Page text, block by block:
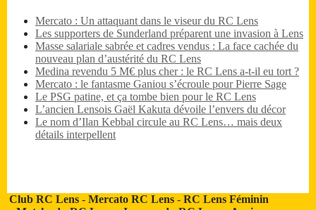
Mercato : Un attaquant dans le viseur du RC Lens
Les supporters de Sunderland préparent une invasion à Lens
Masse salariale sabrée et cadres vendus : La face cachée du
nouveau plan d’austérité du RC Lens
Medina revendu 5 M€ plus cher : le RC Lens a-t-il eu tort ?
Mercato : le fantasme Ganiou s’écroule pour Pierre Sage
Le PSG patine, et ça tombe bien pour le RC Lens
L’ancien Lensois Gaël Kakuta dévoile l’envers du décor
Le nom d’Ilan Kebbal circule au RC Lens… mais deux
détails interpellent
Club RC Lens -Mercato RC Lens -RC Lens Féminin